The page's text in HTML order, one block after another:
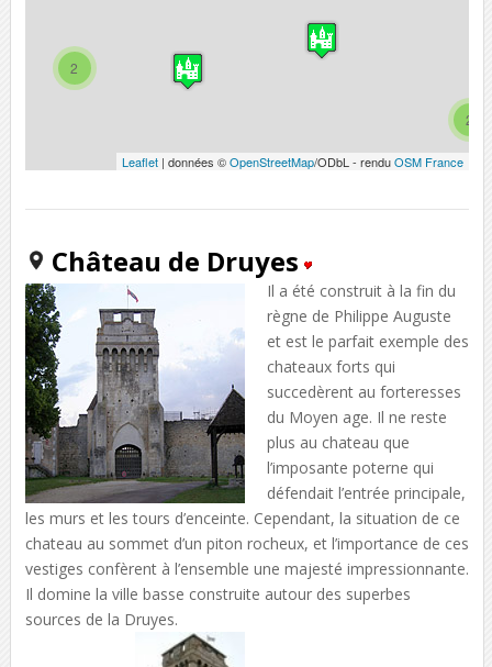
2
2
Leaflet | données ©OpenStreetMap/ODbL - renduOSM France
Château de Druyes
Il a été construit à la fin du
règne de Philippe Auguste
et est le parfait exemple des
chateaux forts qui
succedèrent au forteresses
du Moyen age. Il ne reste
plus au chateau que
l’imposante poterne qui
défendait l’entrée principale,
les murs et les tours d’enceinte. Cependant, la situation de ce
chateau au sommet d’un piton rocheux, et l’importance de ces
vestiges confèrent à l’ensemble une majesté impressionnante.
Il domine la ville basse construite autour des superbes
sources de la Druyes.